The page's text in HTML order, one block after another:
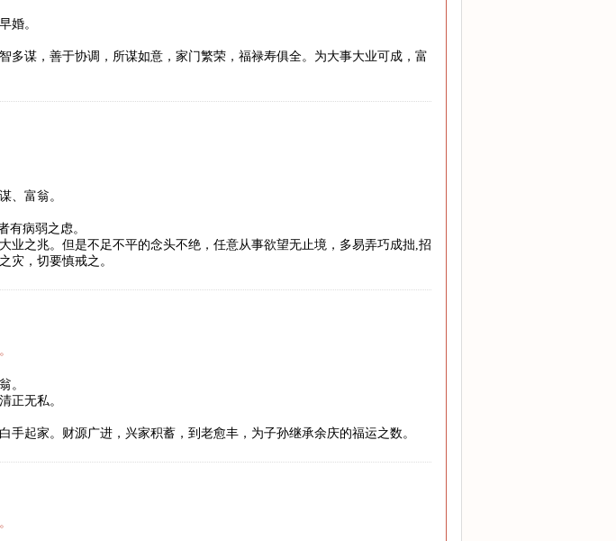
婚。
多谋，善于协调，所谋如意，家门繁荣，福禄寿俱全。为大事大业可成，富
、富翁。
有病弱之虑。
业之兆。但是不足不平的念头不绝，任意从事欲望无止境，多易弄巧成拙,招
灾，切要慎戒之。
。
正无私。
起家。财源广进，兴家积蓄，到老愈丰，为子孙继承余庆的福运之数。